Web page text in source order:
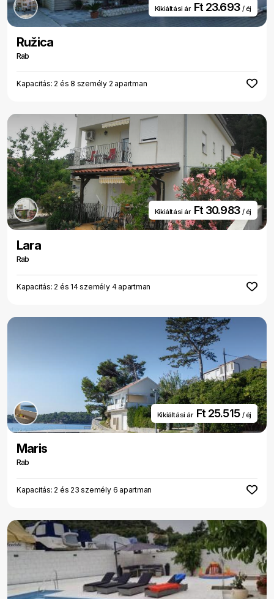
Kikiáltási ár Ft 23.693 / éj
Ružica
Rab
Kapacitás: 2 és 8 személy 2 apartman
Kikiáltási ár Ft 30.983 / éj
Lara
Rab
Kapacitás: 2 és 14 személy 4 apartman
Kikiáltási ár Ft 25.515 / éj
Maris
Rab
Kapacitás: 2 és 23 személy 6 apartman